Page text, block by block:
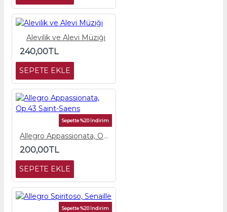
Alevilik ve Alevi Müziği
240,00TL
SEPETE EKLE
Sepette %20 İndirim
Allegro Appassionata, Op.43 Saint-Saens
200,00TL
SEPETE EKLE
Sepette %20 İndirim